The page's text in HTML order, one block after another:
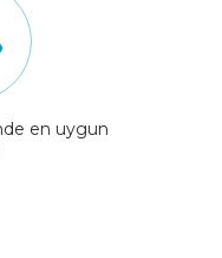
en uygun